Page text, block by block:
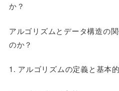
か？
アルゴリズムとデータ構造の
のか？
1. アルゴリズムの定義と基本